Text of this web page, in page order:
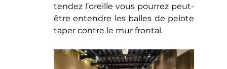
tendez l’oreille vous pourrez peut-
être entendre les balles de pelote
taper contre le mur frontal.